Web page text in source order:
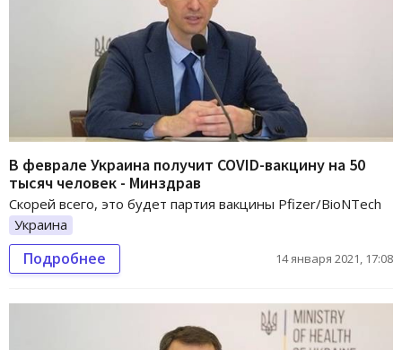
В феврале Украина получит COVID-вакцину на 50
тысяч человек - Минздрав
Скорей всего, это будет партия вакцины Pfizer/BioNTech
Украина
Подробнее 14 января 2021, 17:08